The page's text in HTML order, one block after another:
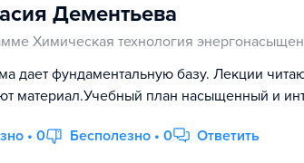
Дементьева
Химическая технология
дает фундаментальную базу. Лекции
материал.Учебный план насыщенный и
• 0 Бесполезно • 0 Ответить